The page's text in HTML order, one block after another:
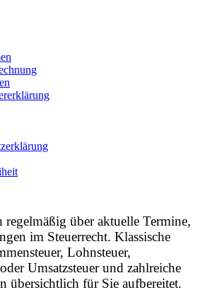
regelmäßig über aktuelle Termine,
im Steuerrecht. Klassische
Lohnsteuer,
Umsatzsteuer und zahlreiche
übersichtlich für Sie aufbereitet.